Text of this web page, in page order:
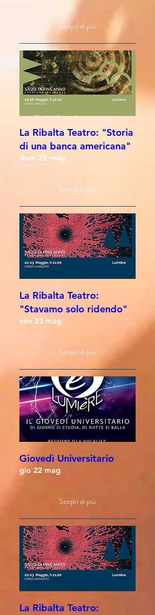
Scopri di più
La Ribalta Teatro: "Storia
di una banca americana"
dom 25 mag
Scopri di più
La Ribalta Teatro:
"Stavamo solo ridendo"
ven 23 mag
Scopri di più
Giovedì Universitario
gio 22 mag
Scopri di più
La Ribalta Teatro: